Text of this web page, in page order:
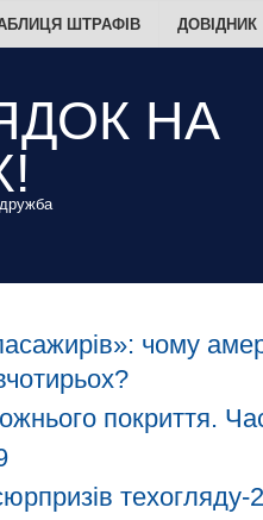
ШТРАФІВ ДОВІДНИК
чому
покриття.
техогляду-